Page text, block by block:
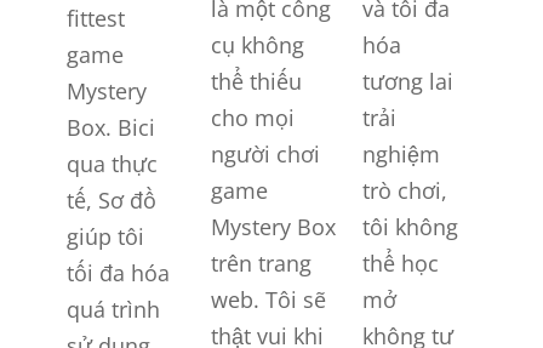
fittest
game
Mystery
Box. Bici
qua thực
tế, Sơ đồ
giúp tôi
tối đa hóa
quá trình
là một công
cụ không
thể thiếu
cho mọi
người chơi
game
Mystery Box
trên trang
web. Tôi sẽ
thật vui khi
và tối đa
hóa
tương lai
trải
nghiệm
trò chơi,
tôi không
thể học
mở
không tư